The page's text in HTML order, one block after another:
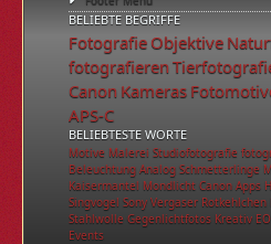
BELIEBTE BEGRIFFE
Fotografie Objektive
fotografieren
Canon Kameras
APS-C
BELIEBTESTE WORTE
Motive Malerei Studiofotografie
Beleuchtung Analog Schmetterlinge
Kaisermantel Mondlicht Canon Apps
Singvogel Sony Vergaser Rotkehlchen
Stahlwolle Gegenlichtfotos Kreativ
Events